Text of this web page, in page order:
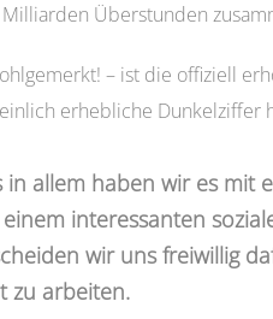
Überstunden
– ist die offiziell
erhebliche Dunkelziffer
in allem haben wir es mit
interessanten
wir uns freiwillig
zu arbeiten.